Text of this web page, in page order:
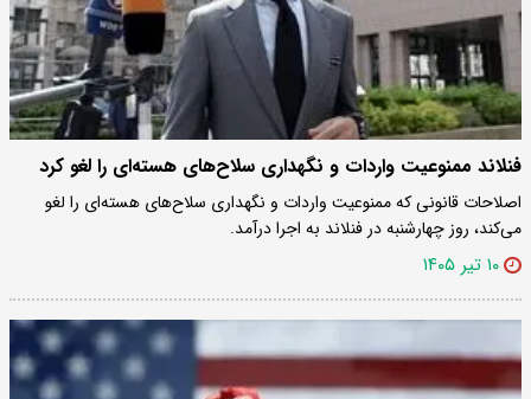
فنلاند ممنوعیت واردات و نگهداری سلاح‌های هسته‌ای را لغو کرد
اصلاحات قانونی که ممنوعیت واردات و نگهداری سلاح‌های هسته‌ای را لغو
می‌کند، روز چهارشنبه در فنلاند به اجرا درآمد.
۱۰ تیر ۱۴۰۵